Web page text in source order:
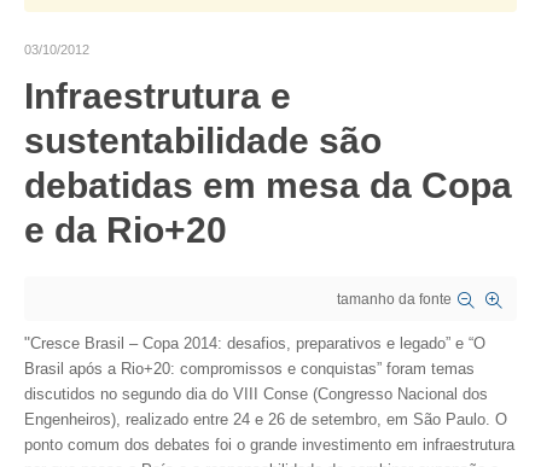
ORGANOGRAMA
CRESCE BRASIL
CONSELHO TECNOLÓGICO
HISTÓRICO E ATUAÇÃO
COMPOSIÇÃO
PERSONALIDADES DA TECNOLOGIA
NÚCLEO DA MULHER ENGENHEIRA
TRANSPARÊNCIA
03/10/2012
Infraestrutura e
sustentabilidade são
debatidas em mesa da Copa
e da Rio+20
tamanho da fonte
"Cresce Brasil – Copa 2014: desafios, preparativos e legado” e “O
Brasil após a Rio+20: compromissos e conquistas” foram temas
discutidos no segundo dia do VIII Conse (Congresso Nacional dos
Engenheiros), realizado entre 24 e 26 de setembro, em São Paulo. O
ponto comum dos debates foi o grande investimento em infraestrutura